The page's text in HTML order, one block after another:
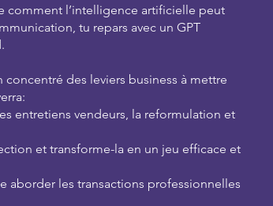
comment l’intelligence artificielle peut
tu repars avec un GPT
concentré des leviers business à mettre
entretiens vendeurs, la reformulation et
et transforme-la en un jeu efficace et
aborder les transactions professionnelles